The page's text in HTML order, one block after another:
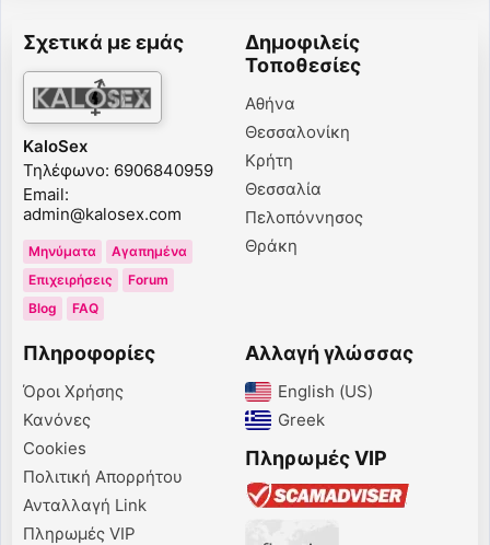
Σχετικά με εμάς
KaloSex
Τηλέφωνο: 6906840959
Email:
admin@kalosex.com
Μηνύματα
Αγαπημένα
Επιχειρήσεις
Forum
Blog
FAQ
Δημοφιλείς
Τοποθεσίες
Αθήνα
Θεσσαλονίκη
Κρήτη
Θεσσαλία
Πελοπόννησος
Θράκη
Πληροφορίες
Όροι Χρήσης
Κανόνες
Cookies
Πολιτική Απορρήτου
Ανταλλαγή Link
Πληρωμές VIP
Αλλαγή γλώσσας
English (US)‎
Greek‎
Πληρωμές VIP